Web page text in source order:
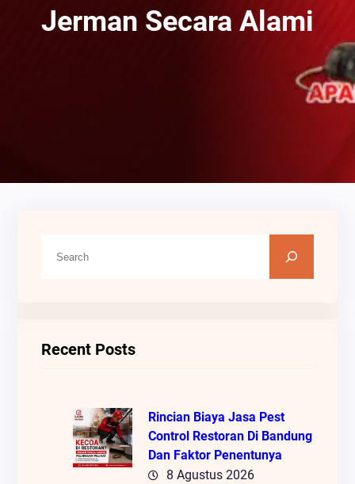
Jerman Secara Alami
Recent Posts
Rincian Biaya Jasa Pest
Control Restoran Di Bandung
Dan Faktor Penentunya
8 Agustus 2026